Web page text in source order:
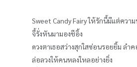
Sweet Candy Fairy ให้รักนี้มีแต่ควา
จี้รั่งหันมามองชีอิ้ง
ดวงตาเธอสว่างสุกใสซ่อนรอยยิ้ม ลำ
ล่อลวงให้คนหลงใหลอย่างยิ่ง